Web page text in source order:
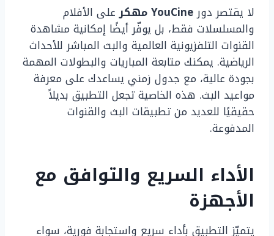
لا يقتصر دورYouCine مهكر
على الأفلام
والمسلسلات فقط، بل يوفّر أيضًا إمكانية مشاهدة
القنوات التلفزيونية العالمية والبث المباشر للأحداث
الرياضية. يمكنك متابعة المباريات والبطولات المهمة
بجودة عالية، مع جدول زمني يساعدك على معرفة
مواعيد البث. هذه الخاصية تجعل التطبيق بديلاً
حقيقيًا للعديد من تطبيقات البث والقنوات
المدفوعة.
الأداء السريع والتوافق مع
الأجهزة
يتميّز التطبيق بأداء سريع واستجابة فورية، سواء